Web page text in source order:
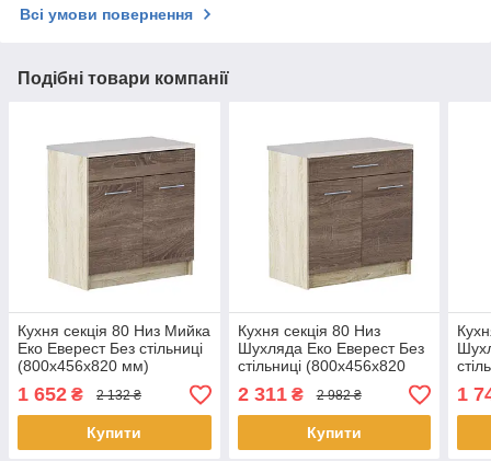
Всі умови повернення
Подібні товари компанії
Кухня секція 80 Низ Мийка
Еко Еверест Без стільниці
(800х456х820 мм)
Сонома/Трюфель
1 652 ₴ 2 132 ₴
Купити
Кухня секція 80 Низ
Шухляда Еко Еверест Без
стільниці (800х456х820
мм) Сонома/Трюфель
2 311₴ 2 982 ₴
Купити
мм)
1